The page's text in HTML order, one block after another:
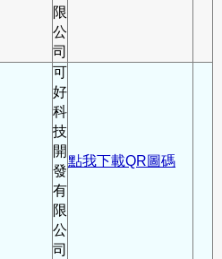
限
公
司
可
好
科
技
開
發
有
限
公
司
點我下載QR圖碼